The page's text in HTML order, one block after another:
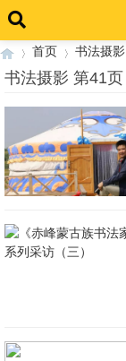
首页
›
书法摄影
书法摄影 第41页